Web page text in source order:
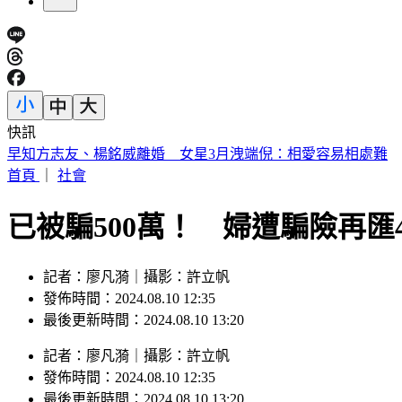
快訊
快訊／台積電7月營收4675.8億年增44.7% 史上最高
首頁
社會
已被騙500萬！ 婦遭騙險再匯
記者：廖凡漪｜攝影：許立帆
發佈時間：2024.08.10 12:35
最後更新時間：2024.08.10 13:20
記者 ： 廖凡漪 攝影 ： 許立帆
發佈時間： 2024.08.10 12:35
最後更新時間： 2024.08.10 13:20